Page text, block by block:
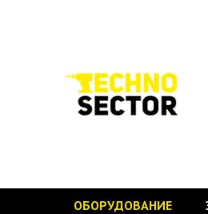
ОБОРУДОВАНИЕ